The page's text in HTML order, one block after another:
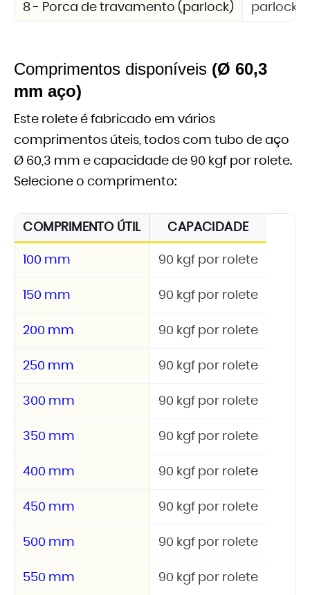
8 - Porca de travamento (parlock) parlock
Comprimentos disponíveis (Ø 60,3
mm aço)
Este rolete é fabricado em vários
comprimentos úteis, todos com tubo de aço
Ø 60,3 mm e capacidade de 90 kgf por rolete.
Selecione o comprimento:
COMPRIMENTO ÚTIL CAPACIDADE
100 mm 90 kgf por rolete
150 mm 90 kgf por rolete
200 mm 90 kgf por rolete
250 mm 90 kgf por rolete
300 mm 90 kgf por rolete
350 mm 90 kgf por rolete
400 mm 90 kgf por rolete
450 mm 90 kgf por rolete
500 mm 90 kgf por rolete
550 mm 90 kgf por rolete